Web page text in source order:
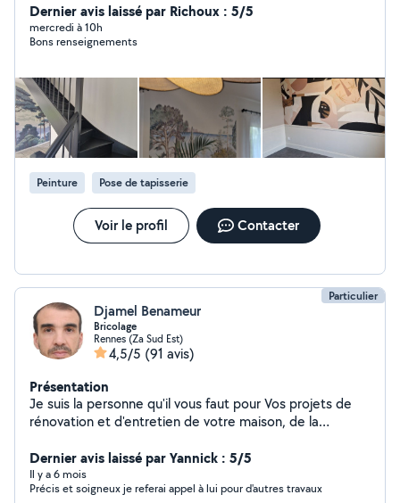
dans son financement. Réalise des plans 2D/3D, une
étape souvent nécessaire pour mieux se projeter, et
optimiser les petits espaces. Vous
décoration. Monte seule ou avec vous, des meubles en
kit, pose de tringles/stores/cadres/luminaires Réalise
seule ou avec vous, des travaux de
peinture/ponçage/décoration/pose de papier
peint/pose de parquet flottant/crédence faïence
Réalise couture de rideaux/abat-jour.
Dernier avis laissé par Richoux : 5/5
mercredi à 10h
Bons renseignements
Peinture Pose de tapisserie
Voir le profil Contacter
Particulier
Djamel Benameur
Bricolage
Rennes (Za Sud Est)
4,5/5 (91 avis)
Présentation
Je suis la personne qu'il vous faut pour Vos projets de
rénovation et d'entretien de votre maison, de la
de bricolage. Je mets mon savoir faire à votre service
pour améliorer votre espace de vie. Vous avez besoin
d'un coup de main ? Je suis là pour vous aider !
Dernier avis laissé par Yannick : 5/5
Il y a 6 mois
Précis et soigneux je referai appel à lui pour d'autres travaux